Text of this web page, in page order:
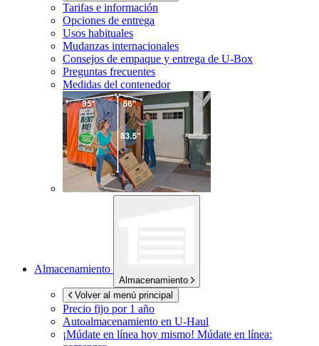
Tarifas e información
Opciones de entrega
Usos habituales
Mudanzas internacionales
Consejos de empaque y entrega de U-Box
Preguntas frecuentes
Medidas del contenedor
Almacenamiento
Almacenamiento
Volver al menú principal
Precio fijo por 1 año
Autoalmacenamiento en U-Haul
¡Múdate en línea hoy mismo! Múdate en línea: